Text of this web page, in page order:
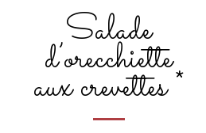
Salade
d’orecchiette
aux crevettes *